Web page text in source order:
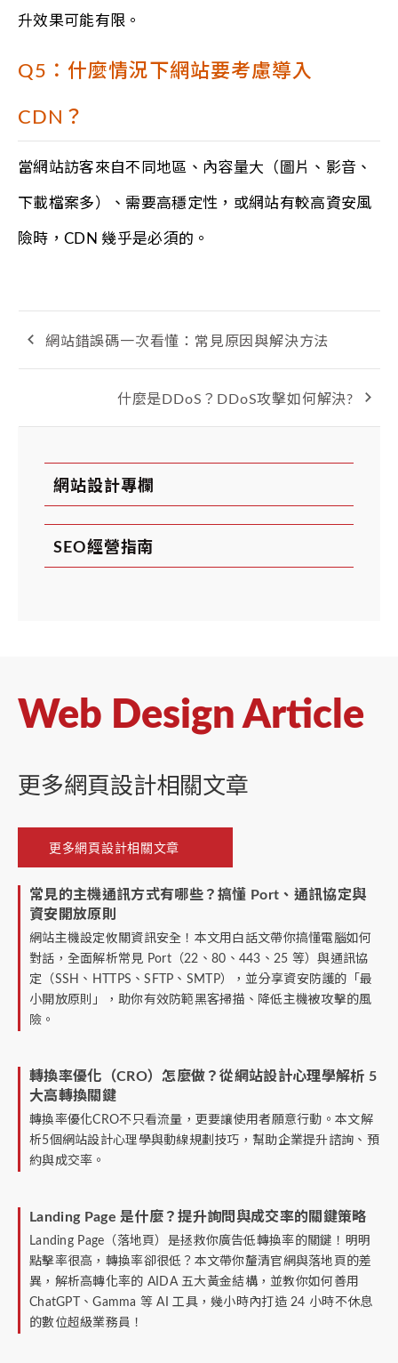
升效果可能有限。
Q5：什麼情況下網站要考慮導入
CDN？
當網站訪客來自不同地區、內容量大（圖片、影音、
下載檔案多）、需要高穩定性，或網站有較高資安風
險時，CDN 幾乎是必須的。
網站錯誤碼一次看懂：常見原因與解決方法
什麼是DDoS？DDoS攻擊如何解決?
網站設計專欄
SEO經營指南
Web Design Article
更多網頁設計相關文章
更多網頁設計相關文章
常見的主機通訊方式有哪些？搞懂 Port、通訊協定與
資安開放原則
網站主機設定攸關資訊安全！本文用白話文帶你搞懂電腦如何
對話，全面解析常見 Port（22、80、443、25 等）與通訊協
定（SSH、HTTPS、SFTP、SMTP），並分享資安防護的「最
小開放原則」，助你有效防範黑客掃描、降低主機被攻擊的風
險。
轉換率優化（CRO）怎麼做？從網站設計心理學解析 5
大高轉換關鍵
轉換率優化CRO不只看流量，更要讓使用者願意行動。本文解
析5個網站設計心理學與動線規劃技巧，幫助企業提升諮詢、預
約與成交率。
Landing Page 是什麼？提升詢問與成交率的關鍵策略
Landing Page（落地頁）是拯救你廣告低轉換率的關鍵！明明
點擊率很高，轉換率卻很低？本文帶你釐清官網與落地頁的差
異，解析高轉化率的 AIDA 五大黃金結構，並教你如何善用
ChatGPT、Gamma 等 AI 工具，幾小時內打造 24 小時不休息
的數位超級業務員！